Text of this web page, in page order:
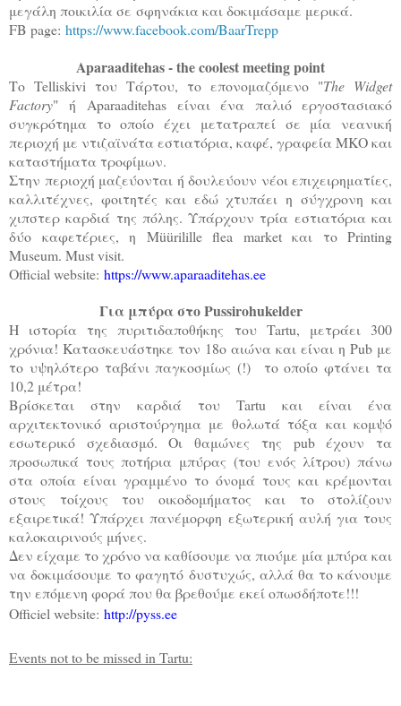
μεγάλη ποικιλία σε σφηνάκια και δοκιμάσαμε μερικά.
FB page: https://www.facebook.com/BaarTrepp
Aparaaditehas - the coolest meeting point
Το Telliskivi του Τάρτου, το επονομαζόμενο "The Widget
Factory" ή Aparaaditehas είναι ένα παλιό εργοστασιακό
συγκρότημα το οποίο έχει μετατραπεί σε μία νεανική
περιοχή με ντιζαϊνάτα εστιατόρια, καφέ, γραφεία ΜΚΟ και
καταστήματα τροφίμων.
Στην περιοχή μαζεύονται ή δουλεύουν νέοι επιχειρηματίες,
καλλιτέχνες, φοιτητές και εδώ χτυπάει η σύγχρονη και
χιπστερ καρδιά της πόλης. Υπάρχουν τρία εστιατόρια και
δύο καφετέριες, η Müürilille flea market και το Printing
Museum. Must visit.
Official website: https://www.aparaaditehas.ee
Για μπύρα στο Pussirohukelder
H ιστορία της πυριτιδαποθήκης του Tartu, μετράει 300
χρόνια! Κατασκευάστηκε τον 18ο αιώνα και είναι η Pub με
το υψηλότερο ταβάνι παγκοσμίως (!) το οποίο φτάνει τα
10,2 μέτρα!
Βρίσκεται στην καρδιά του Tartu και είναι ένα
αρχιτεκτονικό αριστούργημα με θολωτά τόξα και κομψό
εσωτερικό σχεδιασμό. Οι θαμώνες της pub έχουν τα
προσωπικά τους ποτήρια μπύρας (του ενός λίτρου) πάνω
στα οποία είναι γραμμένο το όνομά τους και κρέμονται
στους τοίχους του οικοδομήματος και το στολίζουν
εξαιρετικά! Υπάρχει πανέμορφη εξωτερική αυλή για τους
καλοκαιρινούς μήνες.
Δεν είχαμε το χρόνο να καθίσουμε να πιούμε μία μπύρα και
να δοκιμάσουμε το φαγητό δυστυχώς, αλλά θα το κάνουμε
την επόμενη φορά που θα βρεθούμε εκεί οπωσδήποτε!!!
Officiel website: http://pyss.ee
Events not to be missed in Tartu: